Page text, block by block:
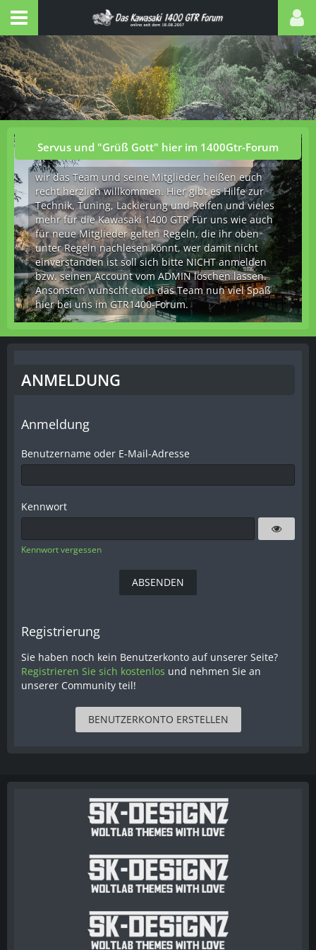
Servus und "Grüß Gott" hier im 1400Gtr-Forum
wir das Team und seine Mitglieder heißen euch
recht herzlich willkommen. Hier gibt es Hilfe zur
Technik, Tuning, Lackierung und Reifen und vieles
mehr für die Kawasaki 1400 GTR Für uns wie auch
für neue Mitglieder gelten Regeln, die ihr oben
unter Regeln nachlesen könnt, wer damit nicht
einverstanden ist soll sich bitte NICHT anmelden
bzw. seinen Account vom ADMIN löschen lassen.
Ansonsten wünscht euch das Team nun viel Spaß
hier bei uns im GTR1400-Forum.
ANMELDUNG
Anmeldung
Benutzername oder E-Mail-Adresse
Kennwort
Kennwort vergessen
Registrierung
Sie haben noch kein Benutzerkonto auf unserer Seite?
Registrieren Sie sich kostenlos und nehmen Sie an
unserer Community teil!
BENUTZERKONTO ERSTELLEN